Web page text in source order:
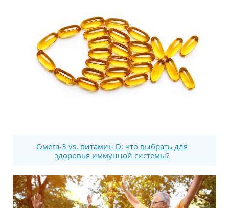
Омега-3 vs. витамин D: что выбрать для
здоровья иммунной системы?